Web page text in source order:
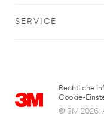
SERVICE
Rechtliche
Cookie-
© 3M 2026.